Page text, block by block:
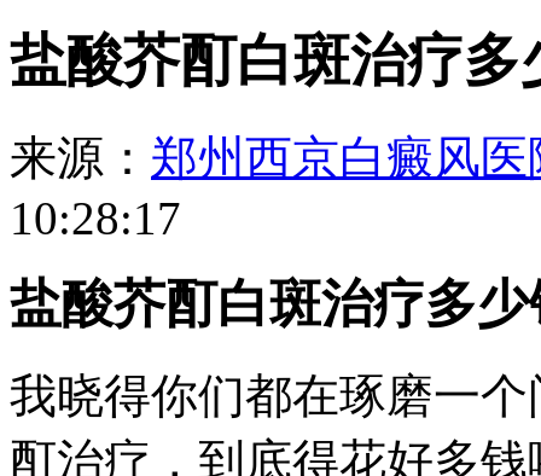
盐酸芥酊白斑治疗多
来源： 郑州西京白癜风医
10:28:17
盐酸芥酊白斑治疗多少
我晓得你们都在琢磨一
酊治疗，到底得花好多